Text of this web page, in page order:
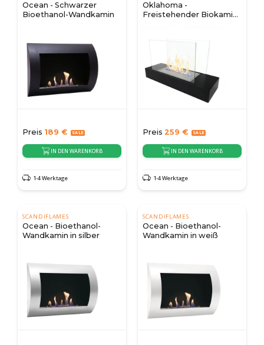
Ocean - Schwarzer
Bioethanol-Wandkamin
Preis 189 €
IN DEN WARENKORB
1-4 Werktage
Oklahoma -
Freistehender Biokamin
Preis 259 €
IN DEN WARENKORB
1-4 Werktage
SCANDIFLAMES
Ocean - Bioethanol-
Wandkamin in silber
SCANDIFLAMES
Ocean - Bioethanol-
Wandkamin in weiß